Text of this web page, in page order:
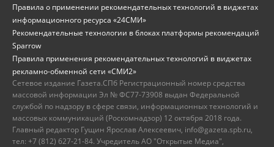
Правила о применении рекомендательных технологий в виджетах
информационного ресурса «24СМИ»
Рекомендательные технологии в блоках платформы рекомендаций
Sparrow
Правила применения рекомендательных технологий в виджетах
рекламно-обменной сети «СМИ2»
Сетевое издание Газета.СПб Регистрационный номер средства
массовой информации Эл № ФС77-73908 выдан Федеральной
службой по надзору в сфере связи, информационных технологий и
массовых коммуникаций (Роскомнадзор) 12 октября 2018 года.
Главный редактор Гущин Ярослав Алексеевич, info@gazeta.spb.ru,
тел: +7 (812) 627-21-84. Учредитель АО "Открытые Медиа",